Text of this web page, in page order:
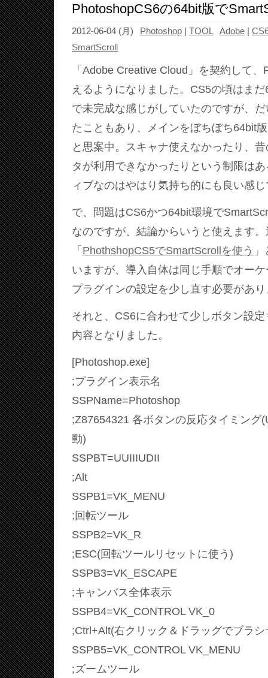
PhotoshopCS6の64bit版で
2012-06-04 (月) Photoshop| TOOL Adobe |
SmartScroll
「Adobe Creative Cloud」を契約して
えるようになりました。CS5の頃はま
で未完成な感じがしていたのですが、
たこともあり、メインをぼちぼち64bit
と思案中。スキャナ使えなかったり、
タが利用できなかったりという制限は
ィブなのはやはり気持ち的にも良い感
で、問題はCS6かつ64bit環境で
なのですが、結論からいうと使えます
「 PhothshopCS5でSmartScrollを使う
いますが、導入自体は同じ手順でオー
プラグインの設定を少し直す必要があ
それと、CS6に合わせて少しボタン設
内容となりました。
[Photoshop.exe]
;プラグイン表示名
SSPName=Photoshop
;Z87654321 各ボタンの反応タイミング
動)
SSPBT=UUIIIUDII
;Alt
SSPB1=VK_MENU
;回転ツール
SSPB2=VK_R
;ESC(回転ツールリセットに使う)
SSPB3=VK_ESCAPE
;キャンバス全体表示
SSPB4=VK_CONTROL VK_0
;Ctrl+Alt(右クリック＆ドラッグでブラ
SSPB5=VK_CONTROL VK_MENU
;ズームツール